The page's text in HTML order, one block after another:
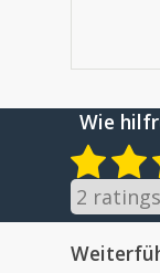
Wie
2 ratings